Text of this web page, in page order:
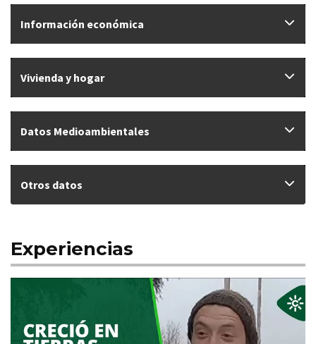
Información económica
Vivienda y hogar
Datos Medioambientales
Otros datos
Experiencias